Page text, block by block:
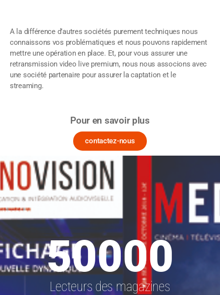
A la différence d’autres sociétés purement techniques nous
connaissons vos problématiques et nous pouvons rapidement
mettre une opération en place. Et, pour vous assurer une
retransmission video live premium, nous nous associons avec
une société partenaire pour assurer la captation et le
streaming.
Pour en savoir plus
contactez-nous
Lecteurs des magazines
50000